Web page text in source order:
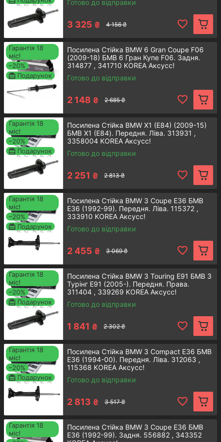
Заднiй амортизатор стiйки BMW
3 E30
Двотрубний амортизатор стійка
встановлюється на задньому мосту
легкового транспортного засобу.
Детальнiше
Переднiй амортизатор стiйки
BMW 3 E36
Оригінальна запчастина відрізняється
довговічністю, зможе повноцінно
замінити застарілу комплектуючу.
Детальнiше
Переднiй амортизатор стiйки
BMW 3 E36
Автозапчастина має великий
експлуатаційний ресурс і допоможе
забезпечити комфортне пересування.
Детальнiше
Готово до відправки
3 325 ₴ 4 156 ₴
Гарантія 18
міс!
–20%
Подарунок
Посилена Стійка BMW 6 Gran Coupe F06
(2009-18) БМВ 6 Гран Купе F06. Задня.
314877 , 341710 KOREA Аксусс!
Готово до відправки
2 148 ₴ 2 685 ₴
Гарантія 18
міс!
–20%
Подарунок
Посилена Стійка BMW X1 (E84) (2009-15)
БМВ Х1 (E84). Передня. Ліва. 313931 ,
3358004 KOREA Аксусс!
Готово до відправки
2 251 ₴ 2 813 ₴
Гарантія 18
міс!
–20%
Подарунок
Посилена Стійка BMW 3 Coupe E36 БМВ
Е36 (1992-99). Передня. Ліва. 115372 ,
333910 KOREA Аксусс!
Готово до відправки
2 455 ₴ 3 069 ₴
Гарантія 18
міс!
–20%
Подарунок
Посилена Стійка BMW 3 Touring E91 БМВ 3
Турінг E91 (2005-). Передня. Права.
311404 , 339269 KOREA Аксусс!
Готово до відправки
1 841 ₴ 2 302 ₴
Гарантія 18
міс!
–20%
Подарунок
Посилена Стійка BMW 3 Compact E36 БМВ
Е36 (1994-00). Передня. Ліва. 312063 ,
115368 KOREA Аксусс!
Готово до відправки
2 813 ₴ 3 517 ₴
Гарантія 18
міс!
Посилена Стійка BMW 3 Coupe E36 БМВ
Е36 (1992-99). Задня. 556882 , 343352